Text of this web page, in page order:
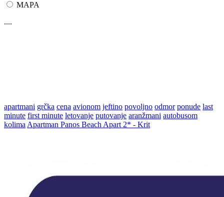
MAPA
....
apartmani grčka cena avionom jeftino povoljno odmor ponude last
minute first minute letovanje putovanje aranžmani autobusom
kolimaApartman Panos Beach Apart 2* - Krit